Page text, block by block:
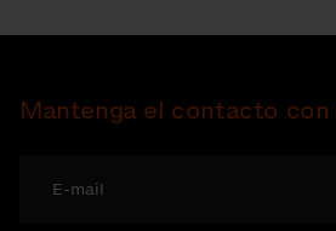
Mantenga el contacto